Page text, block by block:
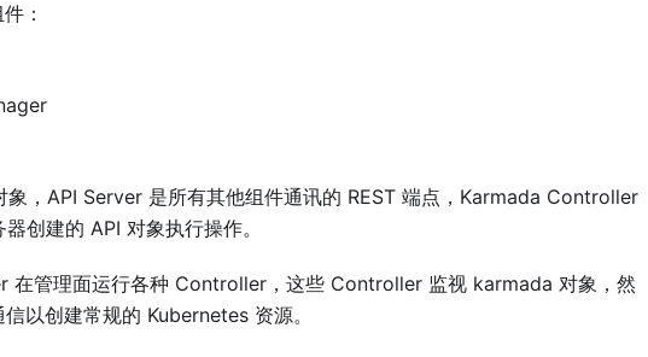
：
，API Server 是所有其他组件通讯的 REST 端点，Karmada Controller
创建的 API 对象执行操作。
在管理面运行各种 Controller，这些 Controller 监视 karmada 对象，然
以创建常规的 Kubernetes 资源。